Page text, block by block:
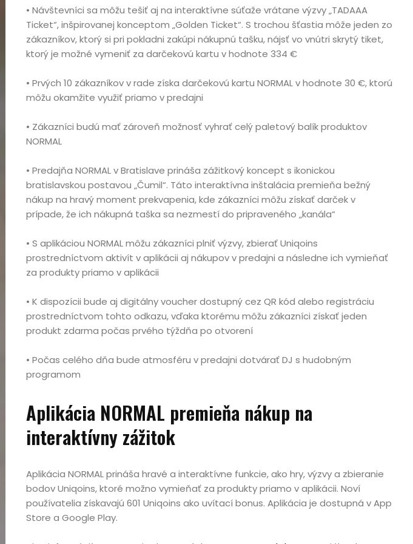
recenzie
Technológie
Životný
štýl
Prevádzkovateľ
Vyhľadať
• Návštevníci sa môžu tešiť aj na interaktívne súťaže vrátane výzvy „TADAAA
Ticket“, inšpirovanej konceptom „Golden Ticket“. S trochou šťastia môže jeden zo
zákazníkov, ktorý si pri pokladni zakúpi nákupnú tašku, nájsť vo vnútri skrytý tiket,
ktorý je možné vymeniť za darčekovú kartu v hodnote 334 €
• Prvých 10 zákazníkov v rade získa darčekovú kartu NORMAL v hodnote 30 €, ktorú
môžu okamžite využiť priamo v predajni
• Zákazníci budú mať zároveň možnosť vyhrať celý paletový balík produktov
NORMAL
• Predajňa NORMAL v Bratislave prináša zážitkový koncept s ikonickou
bratislavskou postavou „Čumil“. Táto interaktívna inštalácia premieňa bežný
nákup na hravý moment prekvapenia, kde zákazníci môžu získať darček v
prípade, že ich nákupná taška sa nezmestí do pripraveného „kanála“
• S aplikáciou NORMAL môžu zákazníci plniť výzvy, zbierať Uniqoins
prostredníctvom aktivít v aplikácii aj nákupov v predajni a následne ich vymieňať
za produkty priamo v aplikácii
• K dispozícii bude aj digitálny voucher dostupný cez QR kód alebo registráciu
prostredníctvom tohto odkazu, vďaka ktorému môžu zákazníci získať jeden
produkt zdarma počas prvého týždňa po otvorení
• Počas celého dňa bude atmosféru v predajni dotvárať DJ s hudobným
programom
Aplikácia NORMAL premieňa nákup na
interaktívny zážitok
Aplikácia NORMAL prináša hravé a interaktívne funkcie, ako hry, výzvy a zbieranie
bodov Uniqoins, ktoré možno vymieňať za produkty priamo v aplikácii. Noví
používatelia získavajú 601 Uniqoins ako uvítací bonus. Aplikácia je dostupná v App
Store a Google Play.